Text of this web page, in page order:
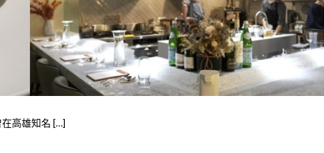
高雄知名 […]